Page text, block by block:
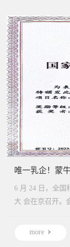
唯一乳企！蒙
6 月 24 日，全国
大 会在京召开。
more